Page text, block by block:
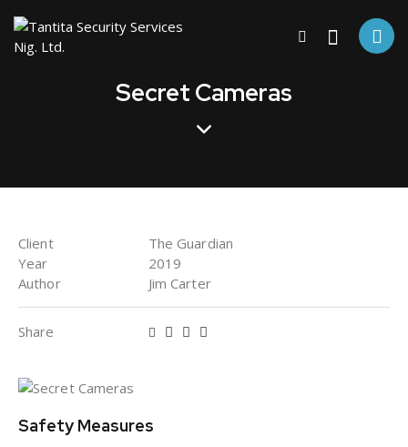
Secret Cameras
Safety Measures
Client
The Guardian
Year
2019
Author
Jim Carter
Share